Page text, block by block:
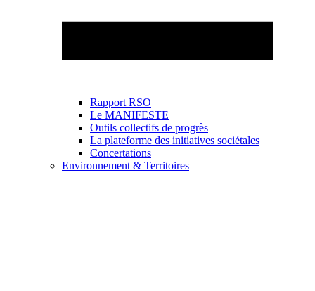
Rapport RSO
Le MANIFESTE
Outils collectifs de progrès
La plateforme des initiatives sociétales
Concertations
Environnement & Territoires